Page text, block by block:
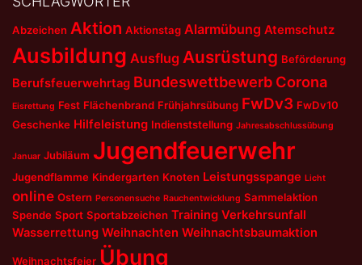
Abzeichen Aktion Aktionstag Alarmübung Atemschutz
Ausbildung Ausflug Ausrüstung Beförderung
Berufsfeuerwehrtag Bundeswettbewerb Corona
Eisrettung Fest Flächenbrand Frühjahrsübung FwDv3 FwDv10
Geschenke Hilfeleistung Indienststellung Jahresabschlussübung
Januar Jubiläum Jugendfeuerwehr
Jugendflamme Kindergarten Knoten Leistungsspange Licht
online Ostern Personensuche Rauchentwicklung Sammelaktion
Spende Sport Sportabzeichen Training Verkehrsunfall
Wasserrettung Weihnachten Weihnachtsbaumaktion
Weihnachtsfeier Übung